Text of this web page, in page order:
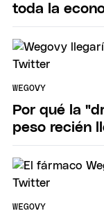
toda la
WEGOVY
Por qué la
peso recién
WEGOVY